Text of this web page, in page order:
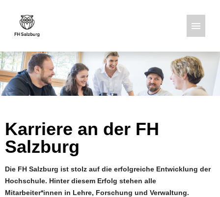
Deutsch Englisch
Stellenangebote
Karriere an der FH
Salzburg
Die FH Salzburg ist stolz auf die erfolgreiche Entwicklung der
Hochschule. Hinter diesem Erfolg stehen alle
Mitarbeiter*innen in Lehre, Forschung und Verwaltung.